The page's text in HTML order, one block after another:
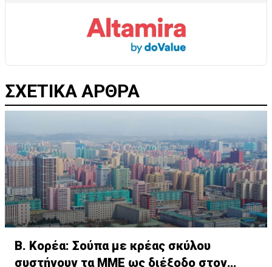
ΣΧΕΤΙΚΑ ΑΡΘΡΑ
Β. Κορέα: Σούπα με κρέας σκύλου
συστήνουν τα MME ως διέξοδο στον